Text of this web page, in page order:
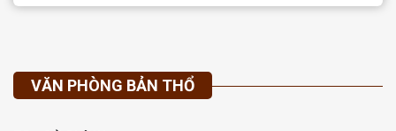
VĂN PHÒNG BẢN THỔ